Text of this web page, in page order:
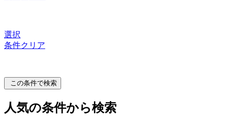
選択
条件クリア
この条件で検索
人気の条件から検索